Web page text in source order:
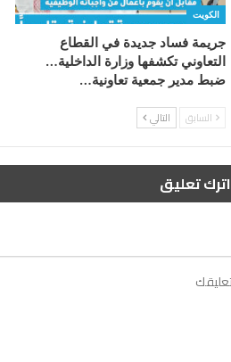
الكويت
جريمة فساد جديدة في القطاع
التعاوني تكشفها وزارة الداخلية…
ضبط مدير جمعية تعاونية…
السابق التالي
اترك تعليق